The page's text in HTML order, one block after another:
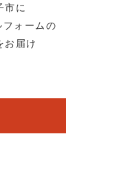
市に
ォームの
お届け